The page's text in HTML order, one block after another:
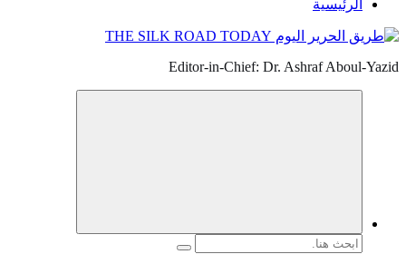
الرئيسية
Editor-in-Chief: Dr. Ashraf Aboul-Yazid
البحث